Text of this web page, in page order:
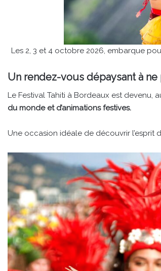
Les 2, 3 et 4 octobre 2026, embarque
Un rendez-vous dépaysant à ne
Le Festival Tahiti à Bordeaux est devenu,
du monde et d’animations festives.
Une occasion idéale de découvrir